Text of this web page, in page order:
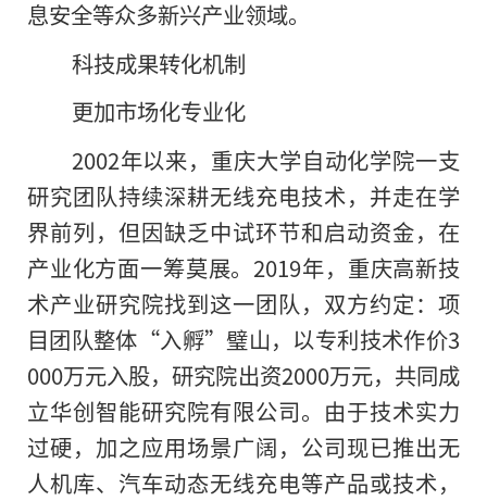
息安全等众多新兴产业领域。
科技成果转化机制
更加市场化专业化
2002年以来，重庆大学自动化学院一支
研究团队持续深耕无线充电技术，并走在学
界前列，但因缺乏中试环节和启动资金，在
产业化方面一筹莫展。2019年，重庆高新技
术产业研究院找到这一团队，双方约定：项
目团队整体“入孵”璧山，以专利技术作价3
000万元入股，研究院出资2000万元，共同成
立华创智能研究院有限公司。由于技术实力
过硬，加之应用场景广阔，公司现已推出无
人机库、汽车动态无线充电等产品或技术，